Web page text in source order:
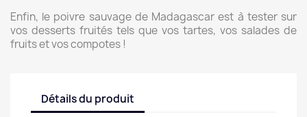
Enfin, le poivre sauvage de Madagascar est à tester sur
vos desserts fruités tels que vos tartes, vos salades de
fruits et vos compotes !
Détails du produit